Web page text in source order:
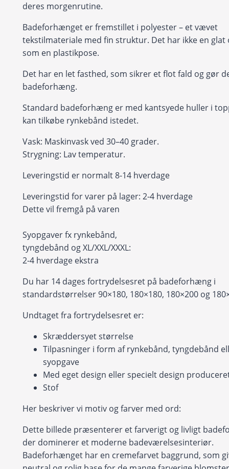
deres morgenrutine.
Badeforhænget er fremstillet i polyester – et vævet
tekstilmateriale med fin struktur. Det har ikke en glat
som en plastikpose.
Det har en let fasthed, som sikrer et flot fald og gør
badeforhæng.
Standard badeforhæng er med kantsyede huller i
kan tilkøbe rynkebånd istedet.
Vask: Maskinvask ved 30–40 grader.
Strygning: Lav temperatur.
Leveringstid er normalt 8-14 hverdage
Leveringstid for varer på lager: 2-4 hverdage
Dette vil fremgå på varen
Syopgaver fx rynkebånd,
tyngdebånd og XL/XXL/XXXL:
2-4 hverdage ekstra
Du har 14 dages fortrydelsesret på badeforhæng i
standardstørrelser 90×180, 180×180, 180×200 og
Undtaget fra fortrydelsesret er:
Skræddersyet størrelse
Tilpasninger i form af rynkebånd, tyngdebånd
syopgave
Med eget design eller specielt design
Stof
Her beskriver vi motiv og farver med ord:
Dette billede præsenterer et farverigt og livligt
der dominerer et moderne badeværelsesinteriør.
Badeforhænget har en cremefarvet baggrund, som